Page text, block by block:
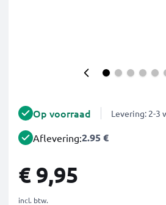
Op voorraad Levering: 2-3
Aflevering:2.95 €
€ 9,95
incl. btw.